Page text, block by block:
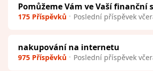
Pomůžeme Vám ve Vaší finanční
175 Příspěvků Poslední příspěvek
nakupování na internetu
975 Příspěvků Poslední příspěvek